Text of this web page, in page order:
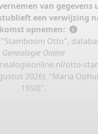
van gegevens
een verwijzing
opnemen:
Otto",
Genealogie Online
otto-
2026), "Maria
1950)".